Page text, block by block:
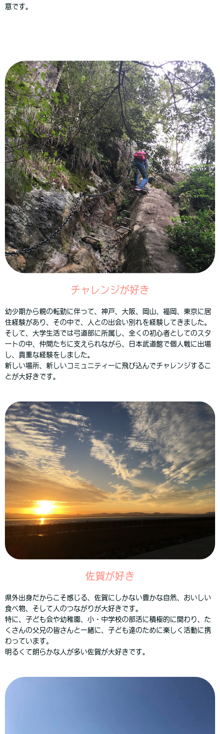
意です。
チャレンジが好き
幼少期から親の転勤に伴って、神戸、大阪、岡山、福岡、東京に居
住経験があり、その中で、人との出会い別れを経験してきました。
そして、大学生活では弓道部に所属し、全くの初心者としてのスタ
ートの中、仲間たちに支えられながら、日本武道館で個人戦に出場
し、貴重な経験をしました。
新しい場所、新しいコミュニティーに飛び込んでチャレンジするこ
とが大好きです。
佐賀が好き
県外出身だからこそ感じる、佐賀にしかない豊かな自然、おいしい
食べ物、そして人のつながりが大好きです。
特に、子ども会や幼稚園、小・中学校の部活に積極的に関わり、た
くさんの父兄の皆さんと一緒に、子ども達のために楽しく活動に携
わっています。
明るくて朗らかな人が多い佐賀が大好きです。